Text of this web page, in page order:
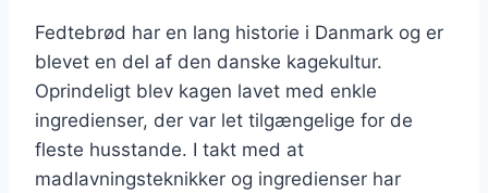
Fedtebrød har en lang historie i Danmark og er
blevet en del af den danske kagekultur.
Oprindeligt blev kagen lavet med enkle
ingredienser, der var let tilgængelige for de
fleste husstande. I takt med at
madlavningsteknikker og ingredienser har